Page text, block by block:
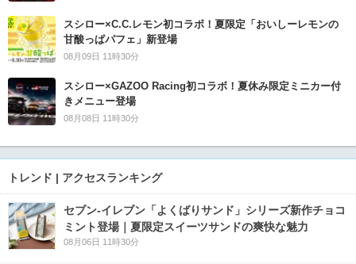
スシロー×C.C.レモン初コラボ！夏限定「おいしーレモンの
甘酸っぱパフェ」新登場
08月09日 11時30分
スシロー×GAZOO Racing初コラボ！夏休み限定ミニカー付
きメニュー登場
08月08日 11時30分
トレンド | アクセスランキング
セブン‐イレブン「よくばりサンド」シリーズ新作チョコ
ミント登場｜夏限定スイーツサンドの爽快な魅力
08月06日 11時30分